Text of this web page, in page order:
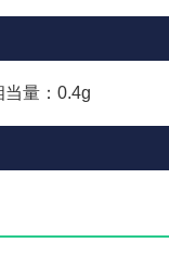
量：0.4g